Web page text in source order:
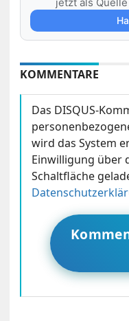
KOMMENTARE
Das DISQUS-
wird das System
Einwilligung über
Schaltfläche